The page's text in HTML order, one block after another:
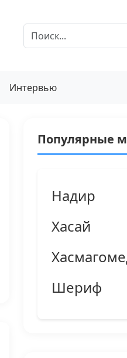
Интервью
Популярные
Надир
Хасай
Шериф